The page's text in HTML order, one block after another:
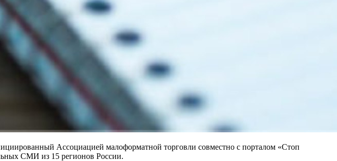
Ассоциацией малоформатной торговли совместно с порталом «Стоп
СМИ из 15 регионов России.